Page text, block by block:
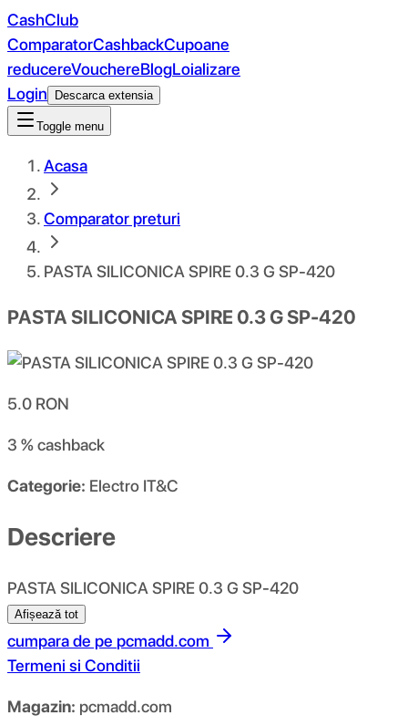
CashClub
ComparatorCashbackCupoane
reducereVouchereBlogLoializare
Login
Descarca extensia
Toggle menu
Acasa
Comparator preturi
PASTA SILICONICA SPIRE 0.3 G SP-420
PASTA SILICONICA SPIRE 0.3 G SP-420
5.0 RON
3 %cashback
Categorie: Electro IT&C
Descriere
PASTA SILICONICA SPIRE 0.3 G SP-420
Afișează tot
cumpara de pe pcmadd.com
Termeni si Conditii
Magazin: pcmadd.com